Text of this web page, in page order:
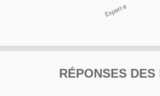
RÉPONSES